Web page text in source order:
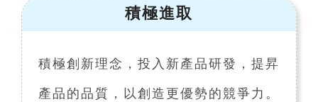
積極進取
積極創新理念，投入新產品研發，提昇
產品的品質，以創造更優勢的競爭力。